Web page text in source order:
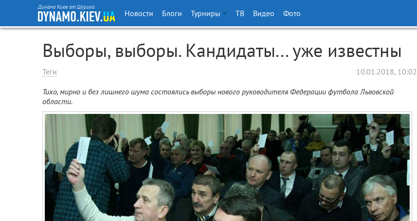
Динамо Киев от Шурика
Новости Блоги Турниры ТВ Видео Фото
Выборы, выборы. Кандидаты... уже известны
Теги 10.01.2018, 10:02
Тихо, мирно и без лишнего шума состоялись выборы нового руководителя Федерации футбола Львовской
области.